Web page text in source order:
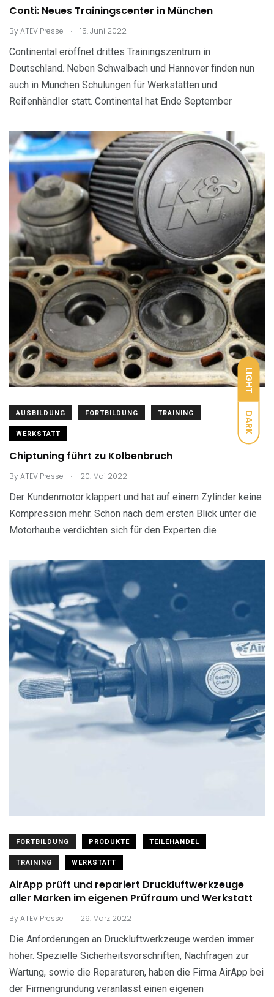
LIGHT
DARK
Conti: Neues Trainingscenter in München
ByATEV Presse . 15. Juni 2022
Continental eröffnet drittes Trainingszentrum in
Deutschland. Neben Schwalbach und Hannover finden nun
auch in München Schulungen für Werkstätten und
Reifenhändler statt. Continental hat Ende September
AUSBILDUNG FORTBILDUNG TRAINING
WERKSTATT
Chiptuning führt zu Kolbenbruch
ByATEV Presse . 20. Mai 2022
Der Kundenmotor klappert und hat auf einem Zylinder keine
Kompression mehr. Schon nach dem ersten Blick unter die
Motorhaube verdichten sich für den Experten die
FORTBILDUNG PRODUKTE TEILEHANDEL
TRAINING WERKSTATT
AirApp prüft und repariert Druckluftwerkzeuge
aller Marken im eigenen Prüfraum und Werkstatt
ByATEV Presse . 29. März 2022
Die Anforderungen an Druckluftwerkzeuge werden immer
höher. Spezielle Sicherheitsvorschriften, Nachfragen zur
Wartung, sowie die Reparaturen, haben die Firma AirApp bei
der Firmengründung veranlasst einen eigenen